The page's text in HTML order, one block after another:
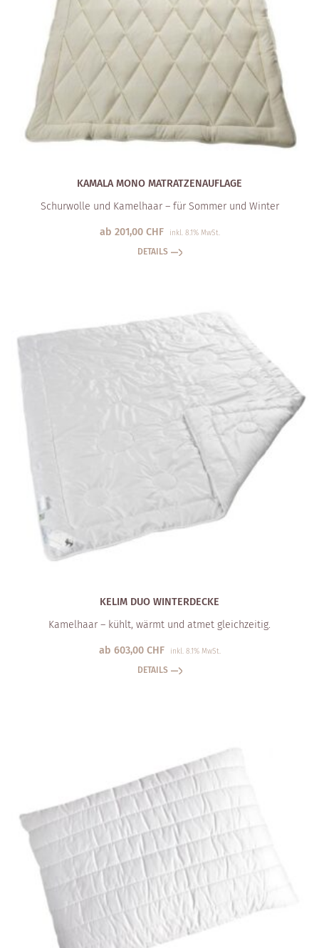
KAMALA MONO MATRATZEN­AUFLAGE
Schurwolle und Kamelhaar – für Sommer und Winter
ab 201,00 CHF inkl. 8.1% MwSt.
DETAILS
KELIM DUO WINTERDECKE
Kamelhaar – kühlt, wärmt und atmet gleichzeitig.
ab 603,00 CHF inkl. 8.1% MwSt.
DETAILS